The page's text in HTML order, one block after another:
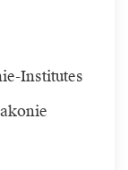
Institutes